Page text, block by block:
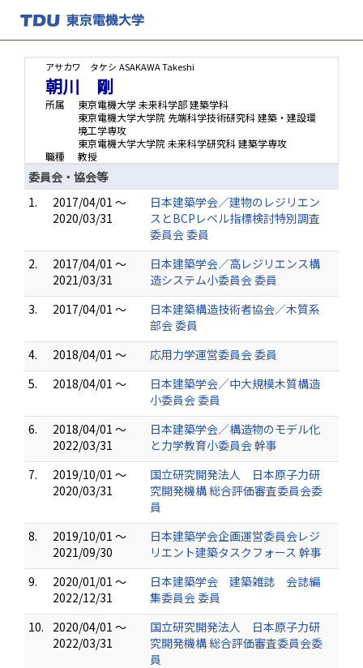
アサカワ タケシ ASAKAWA Takeshi
朝川 剛
所属
東京電機大学 未来科学部 建築学科
東京電機大学大学院 先端科学技術研究科 建築・建設環
境工学専攻
東京電機大学大学院 未来科学研究科 建築学専攻
職種
教授
委員会・協会等
1.
2017/04/01 ～
2020/03/31
日本建築学会／建物のレジリエン
スとBCPレベル指標検討特別調査
委員会 委員
2.
2017/04/01 ～
2021/03/31
日本建築学会／高レジリエンス構
造システム小委員会 委員
3.
2017/04/01 ～
日本建築構造技術者協会／木質系
部会 委員
4.
2018/04/01 ～
応用力学運営委員会 委員
5.
2018/04/01 ～
日本建築学会／中大規模木質構造
小委員会 委員
6.
2018/04/01 ～
2022/03/31
日本建築学会／構造物のモデル化
と力学教育小委員会 幹事
7.
2019/10/01 ～
2020/03/31
国立研究開発法人 日本原子力研
究開発機構 総合評価審査委員会委
員
8.
2019/10/01 ～
2021/09/30
日本建築学会企画運営委員会レジ
リエント建築タスクフォース 幹事
9.
2020/01/01 ～
2022/12/31
日本建築学会 建築雑誌 会誌編
集委員会 委員
10.
2020/04/01 ～
2022/03/31
国立研究開発法人 日本原子力研
究開発機構 総合評価審査委員会委
員